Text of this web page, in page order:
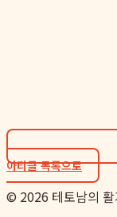
아티클 목록으로
© 2026 테토남의